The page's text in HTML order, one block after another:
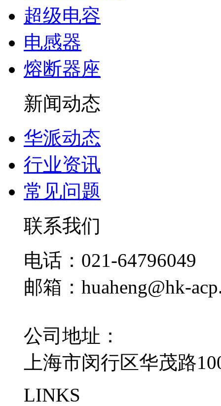
超级电容
电感器
熔断器座
新闻动态
华派动态
行业资讯
常见问题
联系我们
电话：021-64796049
邮箱：huaheng@hk-
公司地址：
上海市闵行区华茂路
LINKS